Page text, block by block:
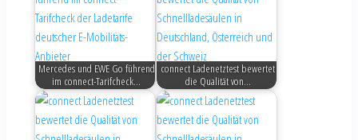
Mercedes und EWE Go führend
im connect-Tarifcheck…
connect Ladenetztest bewertet
die Qualität von…